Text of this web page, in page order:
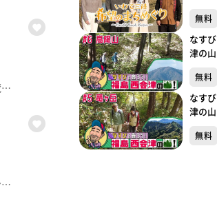
蔵王連峰の麓に佇む遠刈田温泉。歴史ある宿、そして地元で愛される日帰り温泉を紹介。更に蔵王のイチゴをふんだんに使った絶品ふわふわパンケーキも登場します。【放送局】東日本放送【放送日】2026年2月19日(木)
仙台の奥座敷・作並温泉。プロの舞台が楽しめる大衆演劇場やライブキッチンが目玉のバイキングなど、エンターテインメント盛りだくさんのリゾートホテルで癒やし旅。午年の今年、ぜひ参拝したい寺院も紹介します。【放送局】東日本放送【放送日】2026年1月8日(木)
無料
なす
津の
無料
なす
津の
無料